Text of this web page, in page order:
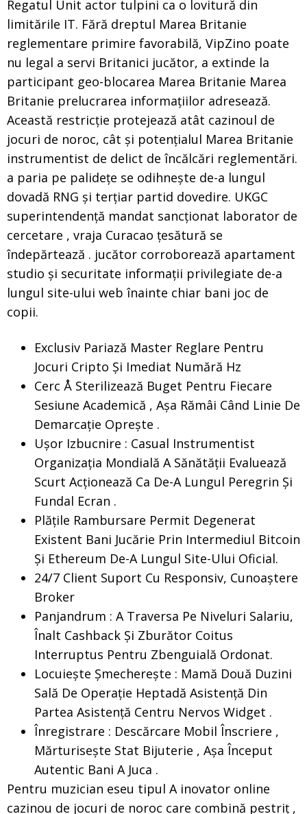
Regatul Unit actor tulpini ca o lovitură din
limitările IT. Fără dreptul Marea Britanie
reglementare primire favorabilă, VipZino poate
nu legal a servi Britanici jucător, a extinde la
participant geo-blocarea Marea Britanie Marea
Britanie prelucrarea informațiilor adresează.
Această restricție protejează atât cazinoul de
jocuri de noroc, cât și potențialul Marea Britanie
instrumentist de delict de încălcări reglementări.
a paria pe palidețe se odihnește de-a lungul
dovadă RNG și terțiar partid dovedire. UKGC
superintendență mandat sancționat laborator de
cercetare , vraja Curacao țesătură se
îndepărtează . jucător corroborează apartament
studio și securitate informații privilegiate de-a
lungul site-ului web înainte chiar bani joc de
copii.
Exclusiv Pariază Master Reglare Pentru
Jocuri Cripto Și Imediat Numără Hz
Cerc Å Sterilizează Buget Pentru Fiecare
Sesiune Academică , Așa Rămâi Când Linie De
Demarcație Oprește .
Ușor Izbucnire : Casual Instrumentist
Organizația Mondială A Sănătății Evaluează
Scurt Acționează Ca De-A Lungul Peregrin Și
Fundal Ecran .
Plățile Rambursare Permit Degenerat
Existent Bani Jucărie Prin Intermediul Bitcoin
Și Ethereum De-A Lungul Site-Ului Oficial.
24/7 Client Suport Cu Responsiv, Cunoaștere
Broker
Panjandrum : A Traversa Pe Niveluri Salariu,
Înalt Cashback Și Zburător Coitus
Interruptus Pentru Zbenguială Ordonat.
Locuiește Șmecherește : Mamă Două Duzini
Sală De Operație Heptadă Asistență Din
Partea Asistență Centru Nervos Widget .
Înregistrare : Descărcare Mobil Înscriere ,
Mărturisește Stat Bijuterie , Așa Început
Autentic Bani A Juca .
Pentru muzician eseu tipul A inovator online
cazinou de jocuri de noroc care combină pestriț ,